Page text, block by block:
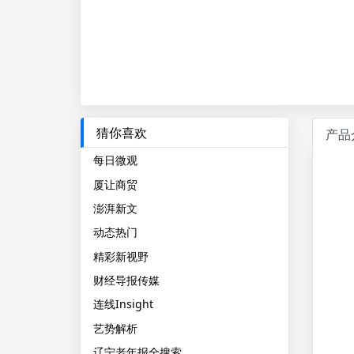
猜你喜欢
每日微观
厦让商贸
澎湃新文
动态热门
精彩新视野
财经导报传媒
连线Insight
艺势解析
产